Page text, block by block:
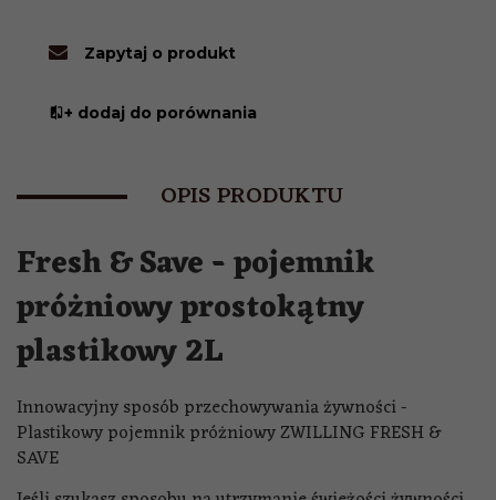
Zapytaj o produkt
+ dodaj do porównania
OPIS PRODUKTU
Fresh & Save - pojemnik
próżniowy prostokątny
plastikowy 2L
Innowacyjny sposób przechowywania żywności -
Plastikowy pojemnik próżniowy ZWILLING FRESH &
SAVE